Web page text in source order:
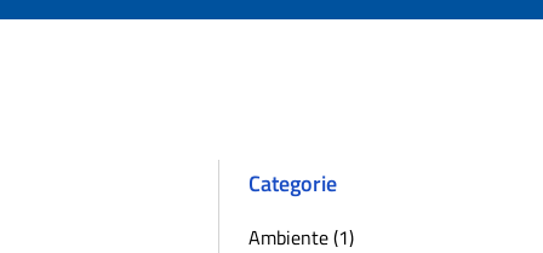
Categorie
Ambiente (1)